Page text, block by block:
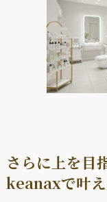
さらに上を目
keanaxで叶